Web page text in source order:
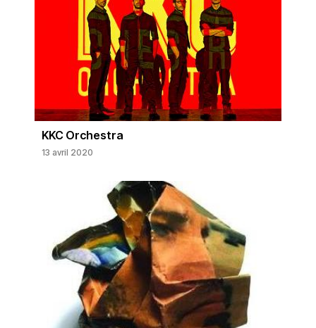
KKC Orchestra
13 avril 2020